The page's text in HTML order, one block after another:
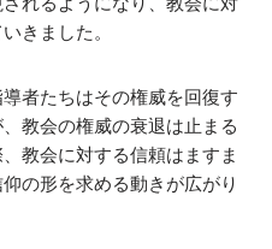
きました。
者たちはその権威を回復す
教会の権威の衰退は止まる
教会に対する信頼はますま
の形を求める動きが広がり